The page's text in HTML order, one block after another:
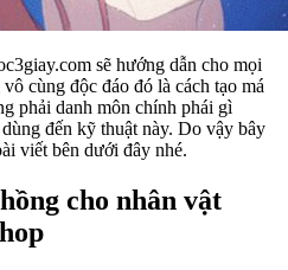
sẽ hướng dẫn cho mọi
cùng độc đáo đó là cách tạo má
phải danh môn chính phái gì
đến kỹ thuật này. Do vậy bây
viết bên dưới đây nhé.
cho nhân vật